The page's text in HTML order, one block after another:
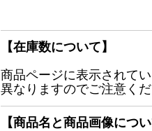
【在庫数について】
商品ページに表示されて
異なりますのでご注意くだ
【商品名と商品画像につい